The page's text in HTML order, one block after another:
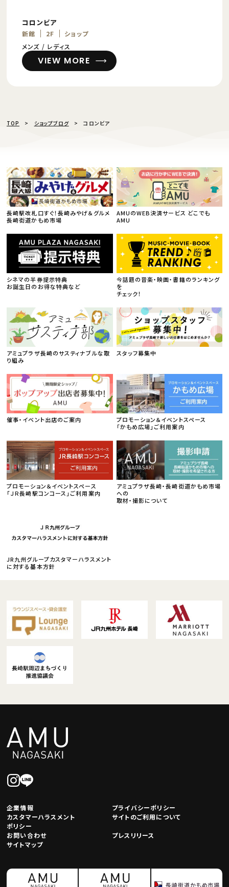
コロンビア
新館 2F
ショップ
メンズ / レディス
VIEW MORE
TOP ショップブログ コロンビア
長崎駅改札口すぐ！長崎みやげ＆グルメ
長崎街道かもめ市場
AMUのWEB決済サービス どこでも
AMU
シネマの半券提示特典
お誕生日のお得な特典など
今話題の音楽・映画・書籍のランキング
を
チェック！
アミュプラザ長崎のサスティナブルな取
り組み
スタッフ募集中
催事・イベント出店のご案内
プロモーション＆イベントスペース
「かもめ広場」ご利用案内
プロモーション＆イベントスペース
「ＪＲ長崎駅コンコース」ご利用案内
アミュプラザ長崎・長崎街道かもめ市場
への
取材・撮影について
JR九州グループカスタマーハラスメント
に対する基本方針
企業情報
プライバシーポリシー
カスタマーハラスメント
ポリシー
サイトのご利用について
お問い合わせ
プレスリリース
サイトマップ